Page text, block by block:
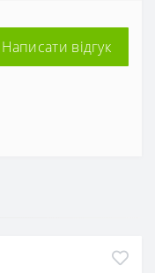
Написати відгук